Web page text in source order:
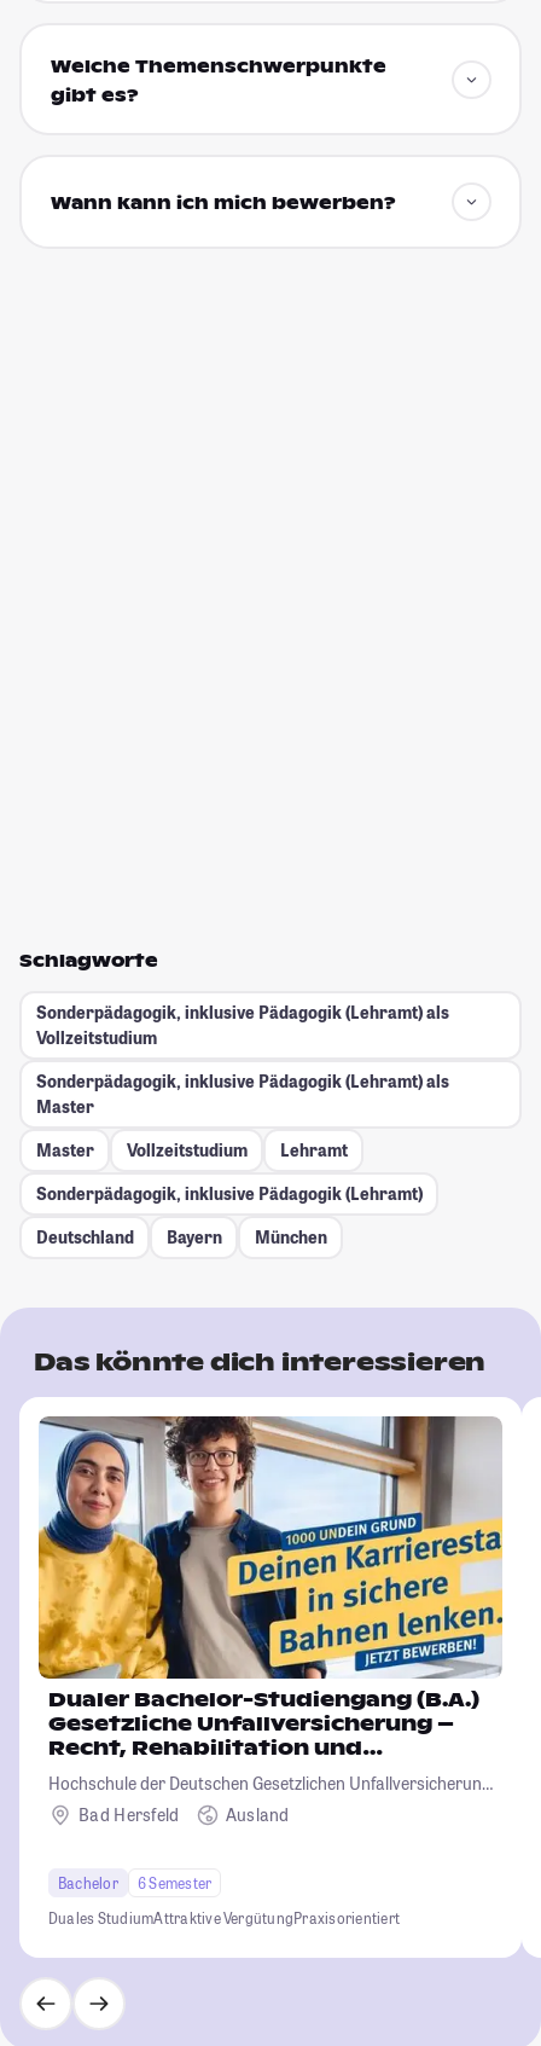
Welche Themenschwerpunkte
gibt es?
Wann kann ich mich bewerben?
Schlagworte
Sonderpädagogik, inklusive Pädagogik (Lehramt) als
Vollzeitstudium
Sonderpädagogik, inklusive Pädagogik (Lehramt) als
Master
Master
Vollzeitstudium
Lehramt
Sonderpädagogik, inklusive Pädagogik (Lehramt)
Deutschland
Bayern München
Das könnte dich interessieren
Dualer Bachelor-Studiengang (B.A.)
Gesetzliche Unfallversicherung –
Recht, Rehabilitation und
Verwaltung
Hochschule der Deutschen Gesetzlichen Unfallversicherung
(HGU)Bad Hersfeld Ausland
Bachelor
6 Semester
Duales StudiumAttraktive VergütungPraxisorientiert